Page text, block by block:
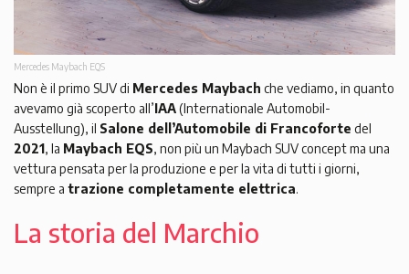
Mercedes Maybach EQS
Non è il primo SUV di Mercedes Maybach che vediamo, in quanto
avevamo già scoperto all’IAA(Internationale Automobil-
Ausstellung), il Salone dell’Automobile di Francoforte del
2021, la Maybach EQS, non più un Maybach SUV concept ma una
vettura pensata per la produzione e per la vita di tutti i giorni,
sempre a trazione completamente elettrica.
La storia del Marchio